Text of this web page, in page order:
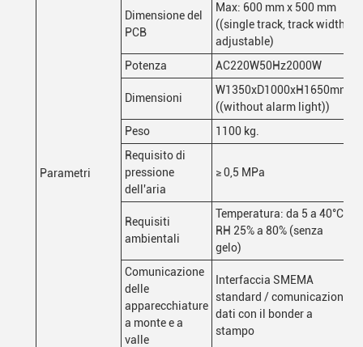
Parametri
Dimensione del
PCB
Max: 600 mm x 500 mm
((single track, track width
adjustable)
Potenza
AC220W50Hz2000W
Dimensioni
W1350xD1000xH1650mm
((without alarm light))
Peso
1100 kg.
Requisito di
pressione
dell'aria
≥ 0,5 MPa
Requisiti
ambientali
Temperatura: da 5 a 40°C,
RH 25% a 80% (senza
gelo)
Comunicazione
delle
apparecchiature
a monte e a
valle
Interfaccia SMEMA
standard / comunicazione
dati con il bonder a
stampo